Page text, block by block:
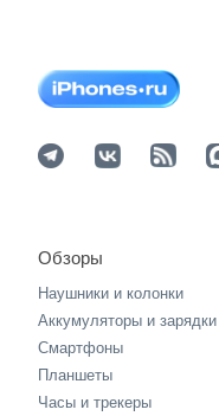
Обзоры
Наушники и колонки
Аккумуляторы и зарядки
Смартфоны
Планшеты
Часы и трекеры